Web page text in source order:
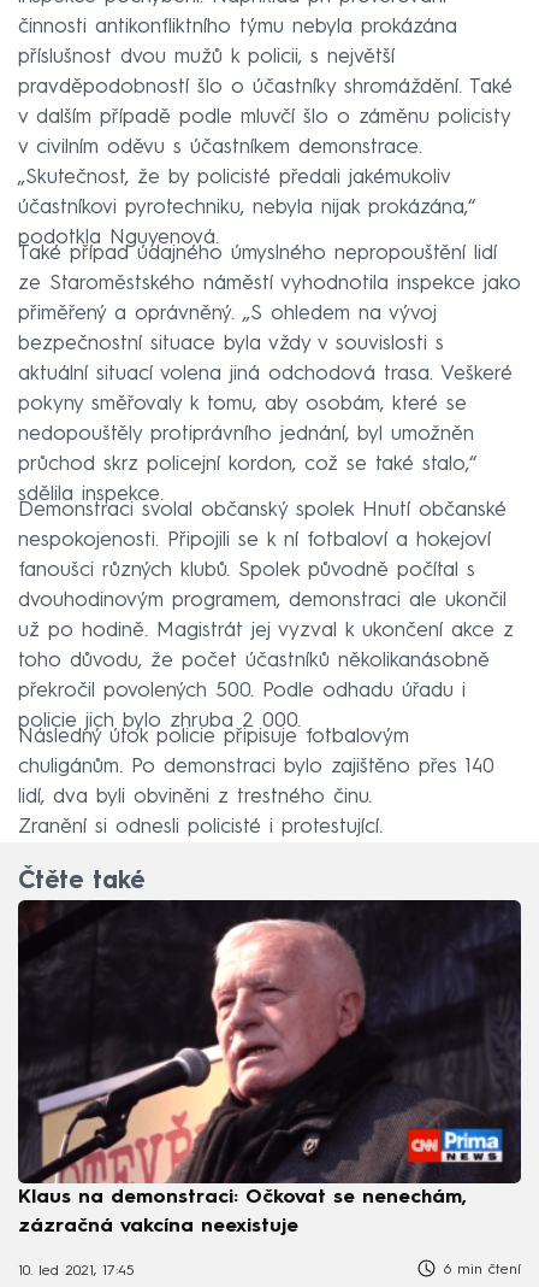
činnosti antikonfliktního týmu nebyla prokázána
příslušnost dvou mužů k policii, s největší
pravděpodobností šlo o účastníky shromáždění. Také
v dalším případě podle mluvčí šlo o záměnu policisty
v civilním oděvu s účastníkem demonstrace.
„Skutečnost, že by policisté předali jakémukoliv
účastníkovi pyrotechniku, nebyla nijak prokázána,“
podotkla Nguyenová.
Také případ údajného úmyslného nepropouštění lidí
ze Staroměstského náměstí vyhodnotila inspekce jako
přiměřený a oprávněný. „S ohledem na vývoj
bezpečnostní situace byla vždy v souvislosti s
aktuální situací volena jiná odchodová trasa. Veškeré
pokyny směřovaly k tomu, aby osobám, které se
nedopouštěly protiprávního jednání, byl umožněn
průchod skrz policejní kordon, což se také stalo,“
sdělila inspekce.
Demonstraci svolal občanský spolek Hnutí občanské
nespokojenosti. Připojili se k ní fotbaloví a hokejoví
fanoušci různých klubů. Spolek původně počítal s
dvouhodinovým programem, demonstraci ale ukončil
už po hodině. Magistrát jej vyzval k ukončení akce z
toho důvodu, že počet účastníků několikanásobně
překročil povolených 500. Podle odhadu úřadu i
policie jich bylo zhruba 2 000.
Následný útok policie připisuje fotbalovým
chuligánům. Po demonstraci bylo zajištěno přes 140
lidí, dva byli obviněni z trestného činu.
Zranění si odnesli policisté i protestující.
Čtěte také
Klaus na demonstraci: Očkovat se nenechám,
zázračná vakcína neexistuje
10. led 2021, 17:45 6 min čtení